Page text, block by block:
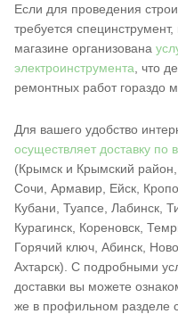
Если для проведения
требуется
магазине организована
электроинструмента , что
ремонтных работ гораздо
Для вашего удобство
осуществляет доставку по
(Крымск и Крымский
Сочи, Армавир, Ейск,
Кубани, Туапсе, Лабинск,
Курагинск, Кореновск,
Горячий ключ, Абинск,
Ахтарск). С подробными
доставки вы можете
же в профильном разделе